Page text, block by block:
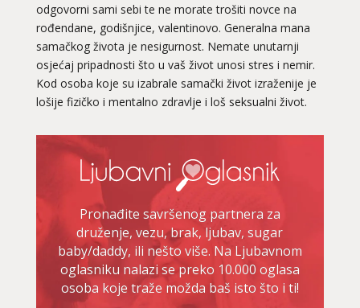
odgovorni sami sebi te ne morate trošiti novce na
rođendane, godišnjice, valentinovo. Generalna mana
samačkog života je nesigurnost. Nemate unutarnji
osjećaj pripadnosti što u vaš život unosi stres i nemir.
Kod osoba koje su izabrale samački život izraženije je
lošije fizičko i mentalno zdravlje i loš seksualni život.
Pronađite savršenog partnera za
druženje, vezu, brak, ljubav, sugar
baby/daddy, ili nešto više. Na Ljubavnom
oglasniku nalazi se preko 10.000 oglasa
osoba koje traže možda baš isto što i ti!